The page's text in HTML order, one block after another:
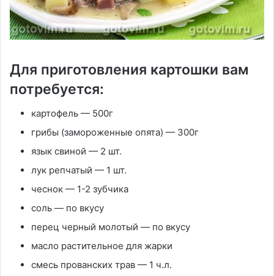
Для приготовления картошки вам
потребуется:
картофель — 500г
грибы (замороженные опята) — 300г
язык свиной — 2 шт.
лук репчатый — 1 шт.
чеснок — 1-2 зубчика
соль — по вкусу
перец черный молотый — по вкусу
масло растительное для жарки
смесь прованских трав — 1 ч.л.